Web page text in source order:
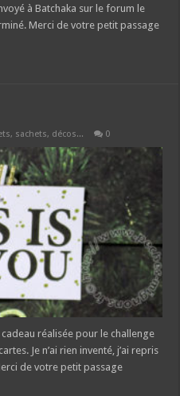
à Batchaka sur le forum le
Merci de votre petit passage
sachets, décos... 0
réalisée pour le challenge
Je n’ai rien inventé, j’ai repris
de votre petit passage